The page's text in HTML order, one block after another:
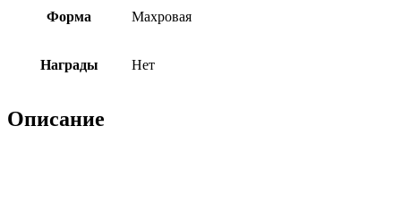
Форма Махровая
Награды Нет
Описание